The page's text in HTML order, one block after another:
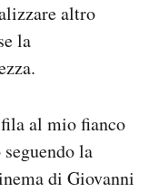
altro
la
al mio fianco
la
di Giovanni